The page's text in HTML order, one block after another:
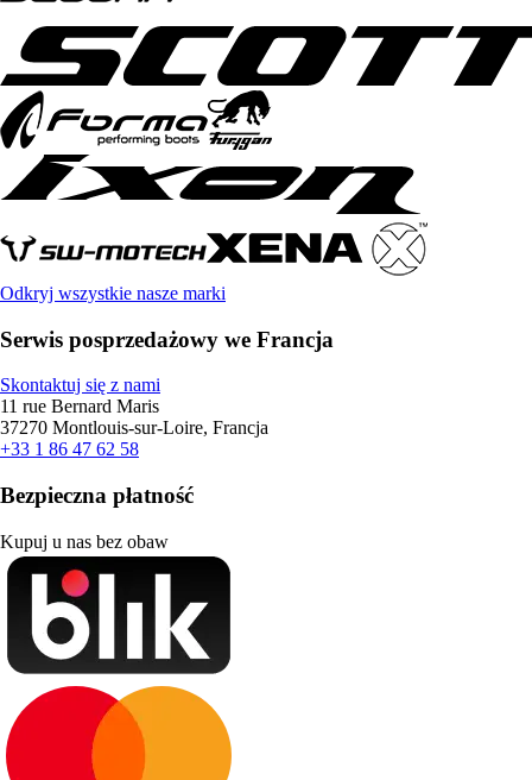
Odkryj wszystkie nasze marki
Serwis posprzedażowy we Francja
Skontaktuj się z nami
11 rue Bernard Maris
37270 Montlouis-sur-Loire, Francja
+33 1 86 47 62 58
Bezpieczna płatność
Kupuj u nas bez obaw